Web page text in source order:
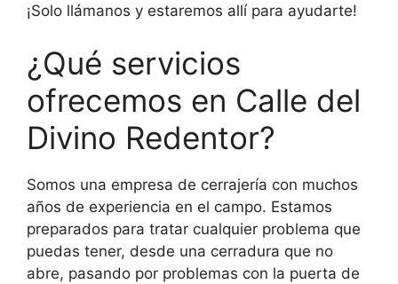
¡Solo llámanos y estaremos allí para ayudarte!
¿Qué servicios
ofrecemos en Calle del
Divino Redentor?
Somos una empresa de cerrajería con muchos
años de experiencia en el campo. Estamos
preparados para tratar cualquier problema que
puedas tener, desde una cerradura que no
abre, pasando por problemas con la puerta de